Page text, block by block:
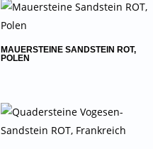
MAUERSTEINE SANDSTEIN ROT,
POLEN